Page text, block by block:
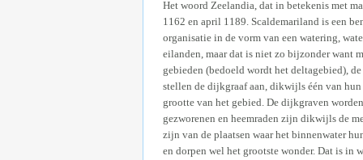
Het woord Zeelandia, dat in betekenis met
1162 en april 1189. Scaldemariland is een
organisatie in de vorm van een watering,
eilanden, maar dat is niet zo bijzonder want
gebieden (bedoeld wordt het deltagebied),
stellen de dijkgraaf aan, dikwijls één van
grootte van het gebied. De dijkgraven
gezworenen en heemraden zijn dikwijls de
zijn van de plaatsen waar het binnenwater
en dorpen wel het grootste wonder. Dat is in